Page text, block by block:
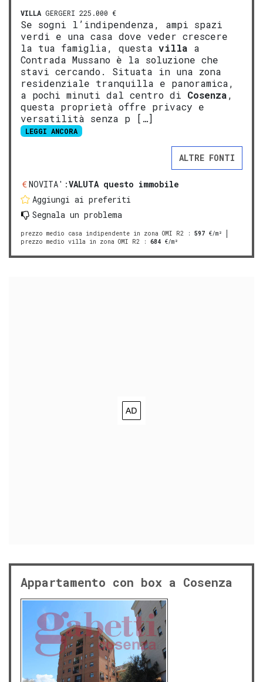
VILLA GERGERI 225.000 €
Se sogni l’indipendenza, ampi spazi
verdi e una casa dove veder crescere
la tua famiglia, questa villa a
Contrada Mussano è la soluzione che
stavi cercando. Situata in una zona
residenziale tranquilla e panoramica,
a pochi minuti dal centro di Cosenza,
questa proprietà offre privacy e
versatilità senza p […]
LEGGI ANCORA
ALTRE FONTI
NOVITA':VALUTA questo immobile
Aggiungi ai preferiti
Segnala un problema
prezzo medio casa indipendente in zona OMI R2 : 597 €/m²
prezzo medio villa in zona OMI R2 : 684 €/m²
Appartamento con box a Cosenza